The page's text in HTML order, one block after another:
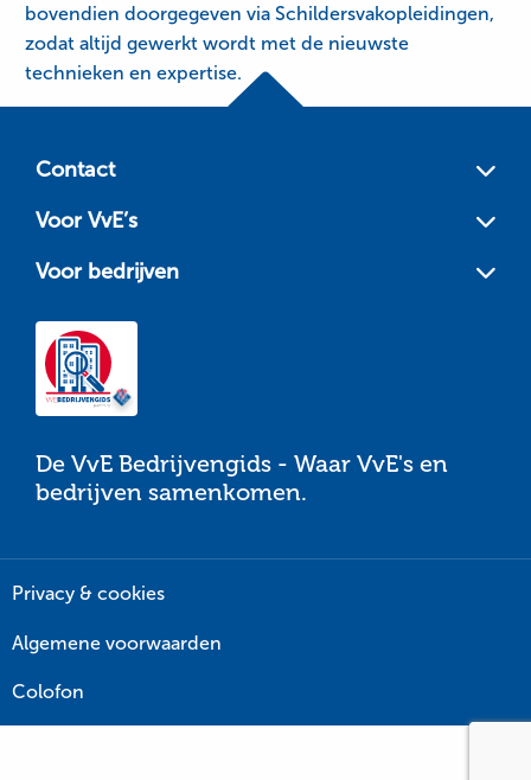
bovendien doorgegeven via Schildersvakopleidingen,
zodat altijd gewerkt wordt met de nieuwste
technieken en expertise.
De VvE Bedrijvengids - Waar VvE's en
bedrijven samenkomen.
Voor bedrijven
Voor VvE’s
Contact
Privacy & cookies
Algemene voorwaarden
Colofon